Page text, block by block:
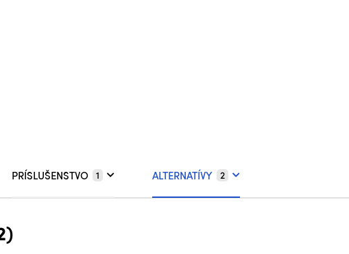
PRÍSLUŠENSTVO 1 ALTERNATÍVY 2